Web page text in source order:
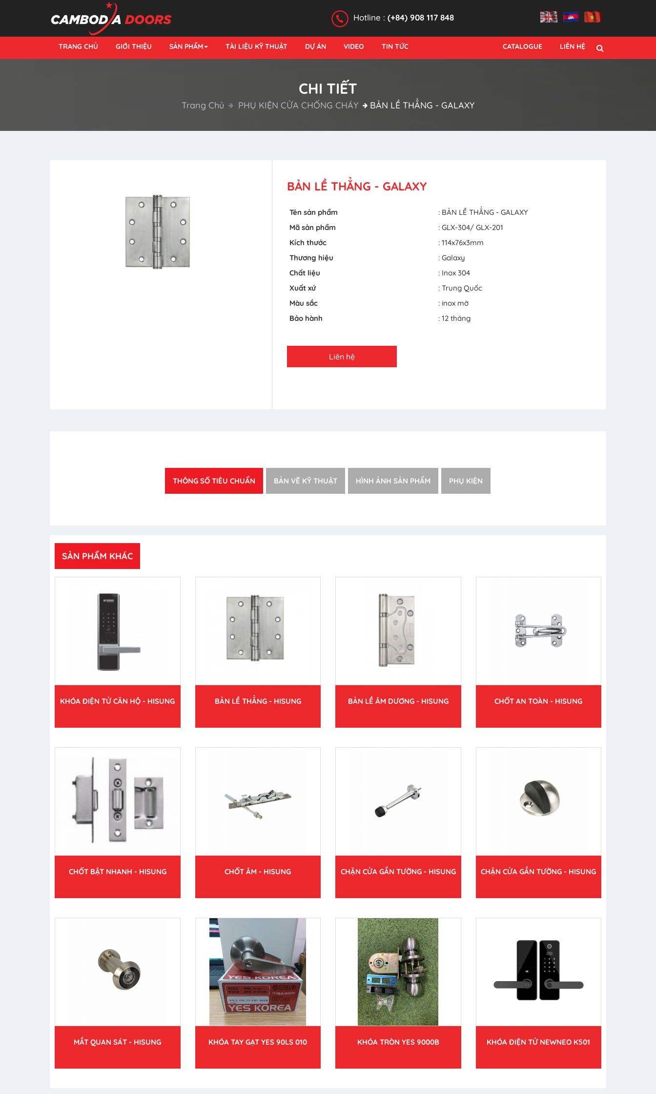
Hotline : (+84) 908 117 848
TRANG CHỦ GIỚI THIỆU SẢN PHẨM TÀI LIỆU KỸ THUẬT DỰ ÁN VIDEO TIN TỨC CATALOGUE LIÊN HỆ
CHI TIẾT
Trang Chủ PHỤ KIỆN CỬA CHỐNG CHÁY BẢN LỀ THẲNG - GALAXY
BẢN LỀ THẲNG - GALAXY
Tên sản phẩm
: BẢN LỀ THẲNG - GALAXY
Mã sản phẩm
: GLX-304/ GLX-201
Kích thước
: 114x76x3mm
Thương hiệu
: Galaxy
Chất liệu
: Inox 304
Xuất xứ
: Trung Quốc
Màu sắc
: inox mờ
Bảo hành
: 12 tháng
Liên hệ
THÔNG SỐ TIÊU CHUẨN BẢN VẼ KỸ THUẬT HÌNH ẢNH SẢN PHẨM PHỤ KIỆN
SẢN PHẨM KHÁC
KHÓA ĐIỆN TỬ CĂN HỘ - HISUNG BẢN LỀ THẲNG - HISUNG BẢN LỀ ÂM DƯƠNG - HISUNG CHỐT AN TOÀN - HISUNG
CHỐT BẬT NHANH - HISUNG CHỐT ÂM - HISUNG CHẶN CỬA GẮN TƯỜNG - HISUNG CHẶN CỬA GẮN TƯỜNG - HISUNG
MẮT QUAN SÁT - HISUNG KHÓA TAY GẠT YES 90LS 010 KHÓA TRÒN YES 9000B KHÓA ĐIỆN TỬ NEWNEO K501